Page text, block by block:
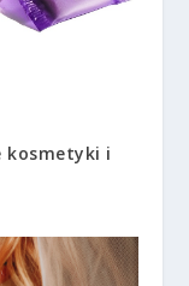
kosmetyki i